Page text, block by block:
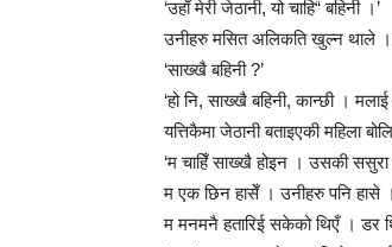
‘उहाँ मेरी जेठानी, यो चाहि“ बहिनी ।’
उनीहरु मसित अलिकति खुल्न थाले
‘साख्खै बहिनी ?’
‘हो नि, साख्खै बहिनी, कान्छी ।
यत्तिकैमा जेठानी बताइएकी महिला
‘म चाहिँ साख्खै होइन । उसकी
म एक छिन हासेँ । उनीहरु पनि
म मनमनै हतारिई सकेको थिएँ । डर